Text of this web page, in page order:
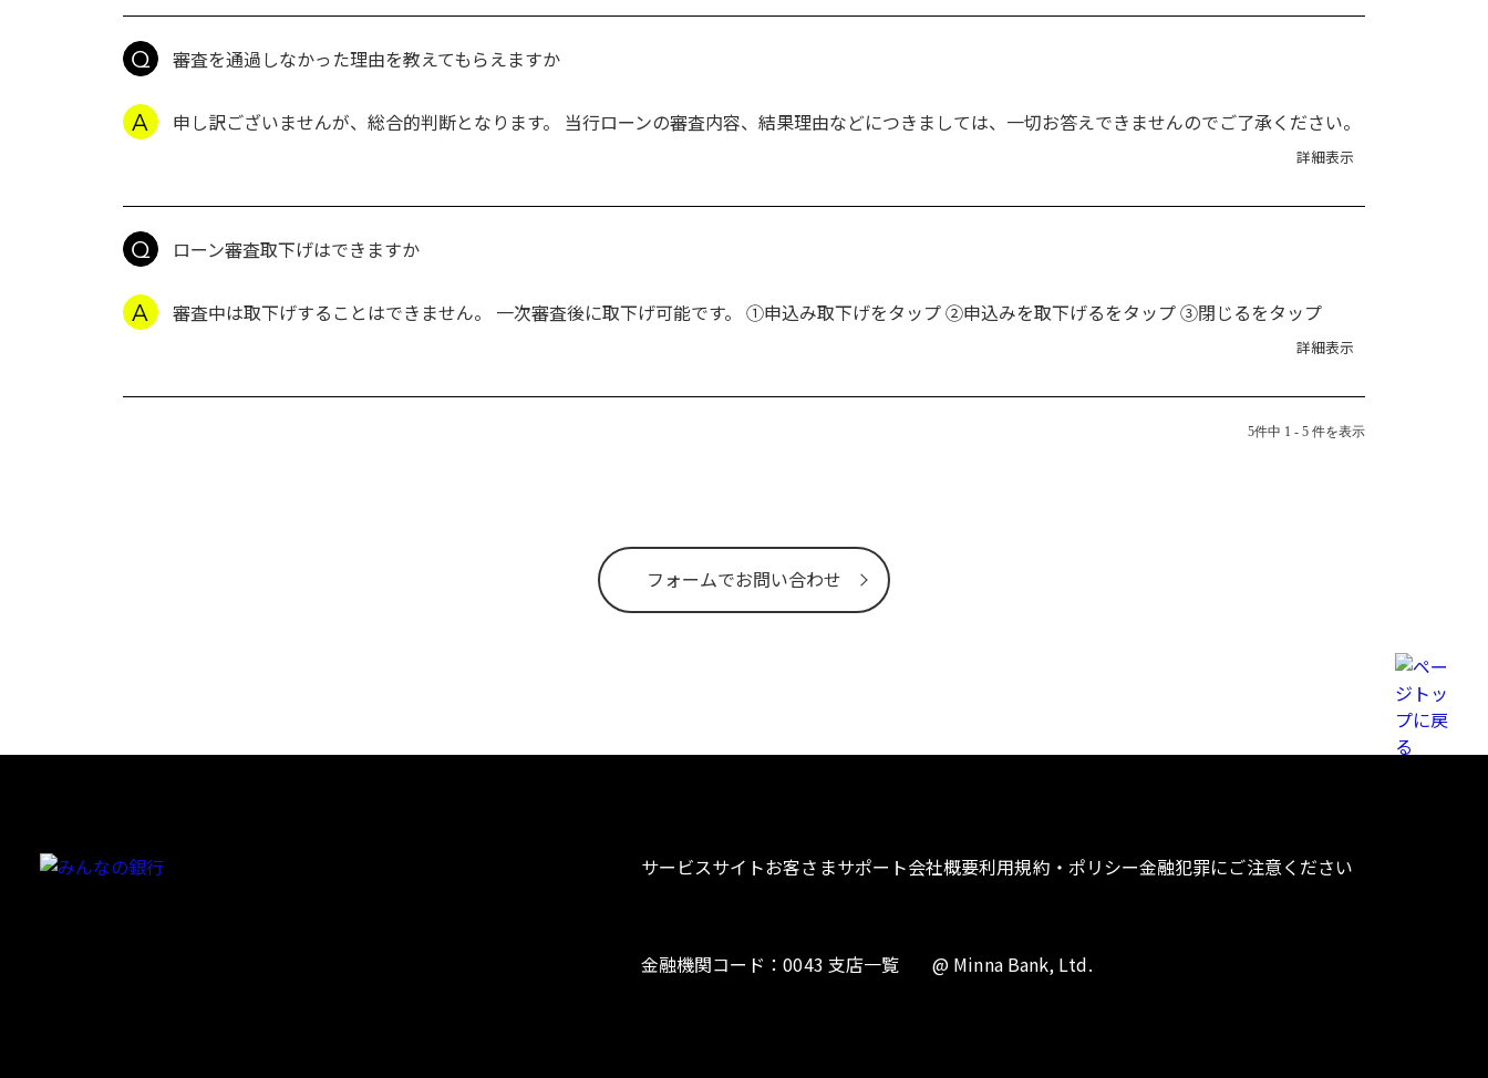
審査を通過しなかった理由を教えてもらえますか
申し訳ございませんが、総合的判断となります。 当行ローンの審査内容、結果理由などにつきましては、一切お答えできませんのでご了承ください。
詳細表示
ローン審査取下げはできますか
審査中は取下げすることはできません。 一次審査後に取下げ可能です。 ①申込み取下げをタップ ②申込みを取下げるをタップ ③閉じるをタップ
詳細表示
5件中 1 - 5 件を表示
フォームでお問い合わせ
サービスサイトお客さまサポート会社概要利用規約・ポリシー金融犯罪にご注意ください
金融機関コード：0043 支店一覧 @ Minna Bank, Ltd.